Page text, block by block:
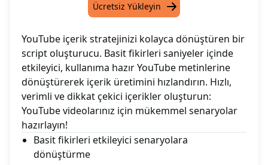
Ücretsiz Yükleyin
YouTube içerik stratejinizi kolayca dönüştüren bir
script oluşturucu. Basit fikirleri saniyeler içinde
etkileyici, kullanıma hazır YouTube metinlerine
dönüştürerek içerik üretimini hızlandırın. Hızlı,
verimli ve dikkat çekici içerikler oluşturun:
YouTube videolarınız için mükemmel senaryolar
hazırlayın!
Basit fikirleri etkileyici senaryolara
dönüştürme